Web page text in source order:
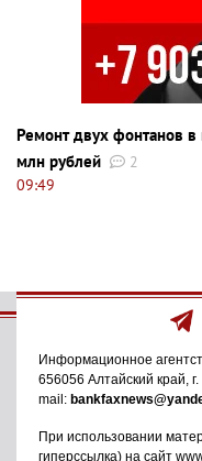
Ремонт двух фонтанов в
млн рублей
2
09:49
Информационное
656056 Алтайский край,
mail:
При использовании
гиперссылка) на сайт